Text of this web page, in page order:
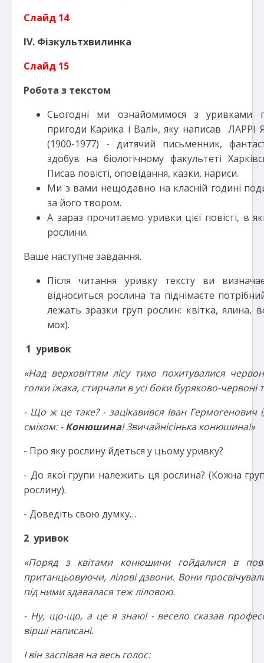
Слайд 14
IV. Фізкультхвилинка
Слайд 15
Робота з текстом
Сьогодні ми ознайомимося з уривками
пригоди Карика і Валі», яку написав
(1900-1977) - дитячий письменник,
здобув на біологічному факультеті
Писав повісті, оповідання, казки, нариси.
Ми з вами нещодавно на класній годині
за його твором.
А зараз прочитаємо уривки цієї повісті, в
рослини.
Ваше наступне завдання.
Після читання уривку тексту ви
відноситься рослина та піднімаєте
лежать зразки груп рослин: квітка, ялина,
мох).
1 уривок
«Над верховіттям лісу тихо похитувалися
голки їжака, стирчали в усі боки буряково-червоні
- Що ж це таке? - зацікавився Іван Гермогенович
сміхом: -Конюшина! Звичайнісінька конюшина!»
- Про яку рослину йдеться у цьому уривку?
- До якої групи належить ця рослина? (Кожна
рослину).
- Доведіть свою думку…
2 уривок
«Поряд з квітами конюшини гойдалися в
пританцьовуючи, лілові дзвони. Вони
під ними здавалася теж ліловою.
- Ну, що-що, а це я знаю! - весело сказав
вірші написані.
І він заспівав на весь голос: